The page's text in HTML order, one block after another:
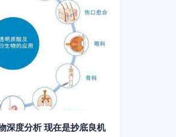
深度分析 现在是抄底良机